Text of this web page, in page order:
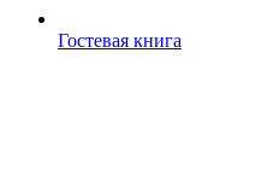
Гостевая книга